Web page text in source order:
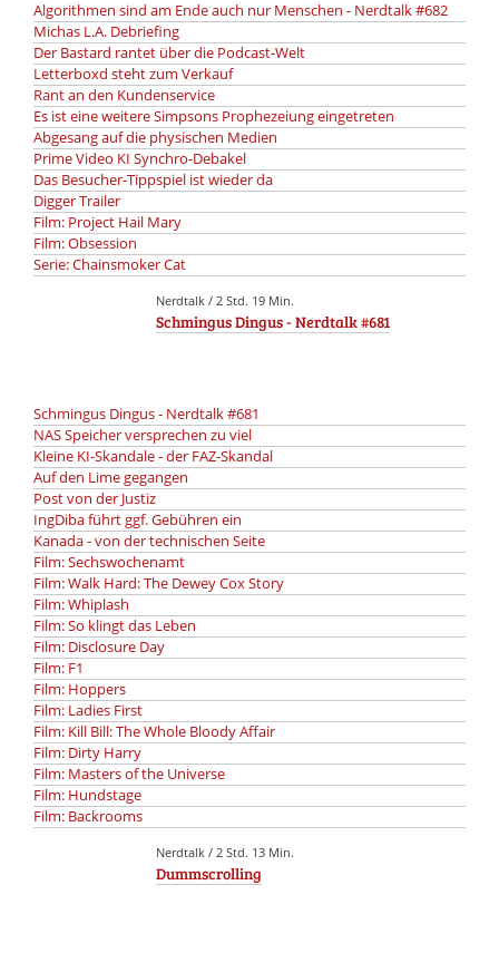
Algorithmen sind am Ende auch nur Menschen - Nerdtalk #682
Michas L.A. Debriefing
Der Bastard rantet über die Podcast-Welt
Letterboxd steht zum Verkauf
Rant an den Kundenservice
Es ist eine weitere Simpsons Prophezeiung eingetreten
Abgesang auf die physischen Medien
Prime Video KI Synchro-Debakel
Das Besucher-Tippspiel ist wieder da
Digger Trailer
Film: Project Hail Mary
Film: Obsession
Serie: Chainsmoker Cat
Nerdtalk / 2 Std. 19 Min.
Schmingus Dingus - Nerdtalk #681
Schmingus Dingus - Nerdtalk #681
NAS Speicher versprechen zu viel
Kleine KI-Skandale - der FAZ-Skandal
Auf den Lime gegangen
Post von der Justiz
IngDiba führt ggf. Gebühren ein
Kanada - von der technischen Seite
Film: Sechswochenamt
Film: Walk Hard: The Dewey Cox Story
Film: Whiplash
Film: So klingt das Leben
Film: Disclosure Day
Film: F1
Film: Hoppers
Film: Ladies First
Film: Kill Bill: The Whole Bloody Affair
Film: Dirty Harry
Film: Masters of the Universe
Film: Hundstage
Film: Backrooms
Nerdtalk / 2 Std. 13 Min.
Dummscrolling